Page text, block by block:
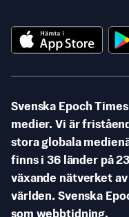
Svenska Epoch
medier. Vi är
stora globala
finns i 36 länder på
växande nätverket
världen. Svenska